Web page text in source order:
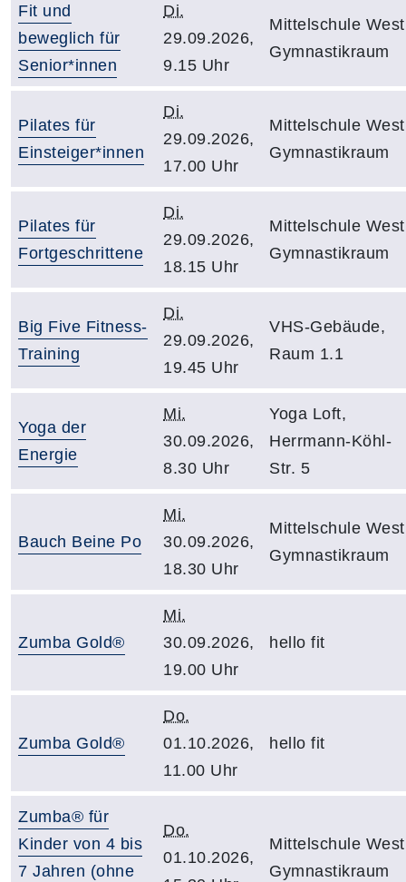
Fit und
beweglich für
Senior*innen
Di.
29.09.2026,
9.15 Uhr
Mittelschule
Gymnastikraum
Pilates für
Einsteiger*innen
Di.
29.09.2026,
17.00 Uhr
Mittelschule
Gymnastikraum
Pilates für
Fortgeschrittene
Di.
29.09.2026,
18.15 Uhr
Mittelschule
Gymnastikraum
Big Five Fitness-
Training
Di.
29.09.2026,
19.45 Uhr
VHS-Gebäude,
Raum 1.1
Yoga der
Energie
Mi.
30.09.2026,
8.30 Uhr
Yoga Loft,
Herrmann-Köhl-
Str. 5
Bauch Beine Po
Mi.
30.09.2026,
18.30 Uhr
Mittelschule
Gymnastikraum
Zumba Gold®
Mi.
30.09.2026,
19.00 Uhr
hello fit
Zumba Gold®
Do.
01.10.2026,
11.00 Uhr
hello fit
Zumba® für
Kinder von 4 bis
7 Jahren (ohne
Do.
01.10.2026,
Mittelschule
Gymnastikraum